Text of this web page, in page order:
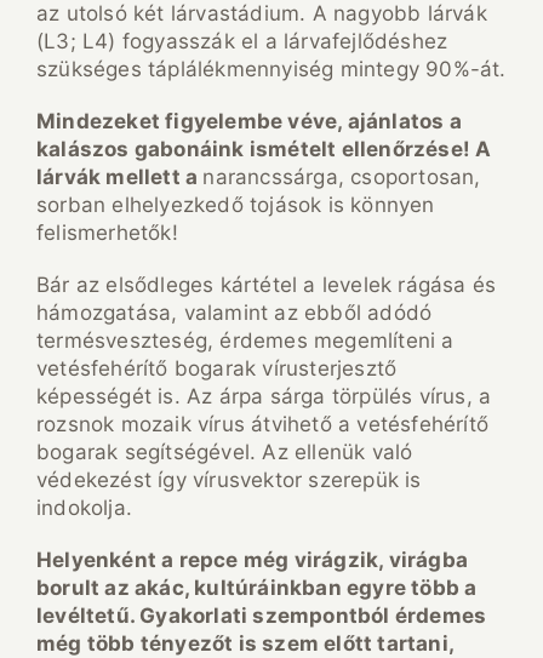
az utolsó két lárvastádium. A nagyobb lárvák
(L3; L4) fogyasszák el a lárvafejlődéshez
szükséges táplálékmennyiség mintegy 90%-át.
Mindezeket figyelembe véve, ajánlatos a
kalászos gabonáink ismételt ellenőrzése! A
lárvák mellett a narancssárga, csoportosan,
sorban elhelyezkedő tojások is könnyen
felismerhetők!
Bár az elsődleges kártétel a levelek rágása és
hámozgatása, valamint az ebből adódó
termésveszteség, érdemes megemlíteni a
vetésfehérítő bogarak vírusterjesztő
képességét is. Az árpa sárga törpülés vírus, a
rozsnok mozaik vírus átvihető a vetésfehérítő
bogarak segítségével. Az ellenük való
védekezést így vírusvektor szerepük is
indokolja.
Helyenként a repce még virágzik, virágba
borult az akác, kultúráinkban egyre több a
levéltetű. Gyakorlati szempontból érdemes
még több tényezőt is szem előtt tartani,